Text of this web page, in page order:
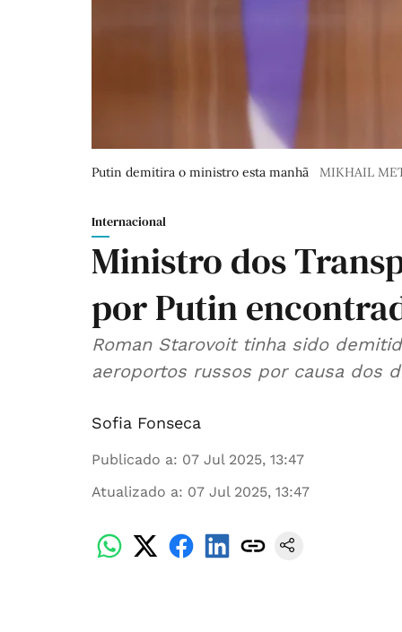
Putin demitira o ministro esta manhã MIKHAIL
Internacional
Ministro dos
por Putin
Roman Starovoit tinha sido
aeroportos russos por causa dos
Sofia Fonseca
Publicado a: 07 Jul 2025, 13:47
Atualizado a: 07 Jul 2025, 13:47